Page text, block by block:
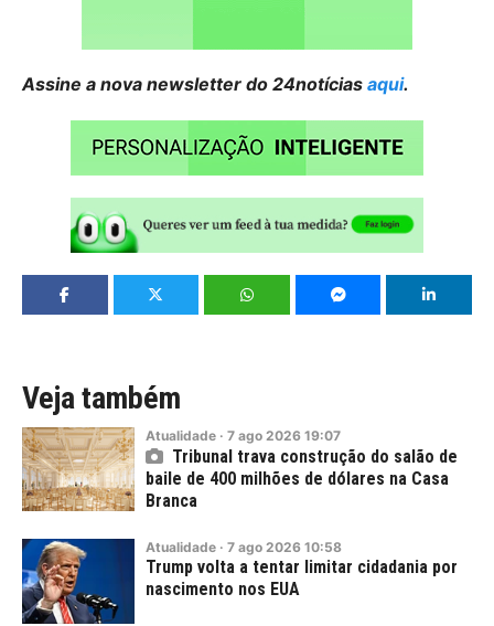
Assine a nova newsletter do 24notícias aqui.
Veja também
Atualidade · 7 ago 2026 19:07
Tribunal trava construção do salão de
baile de 400 milhões de dólares na Casa
Branca
Atualidade · 7 ago 2026 10:58
Trump volta a tentar limitar cidadania por
nascimento nos EUA